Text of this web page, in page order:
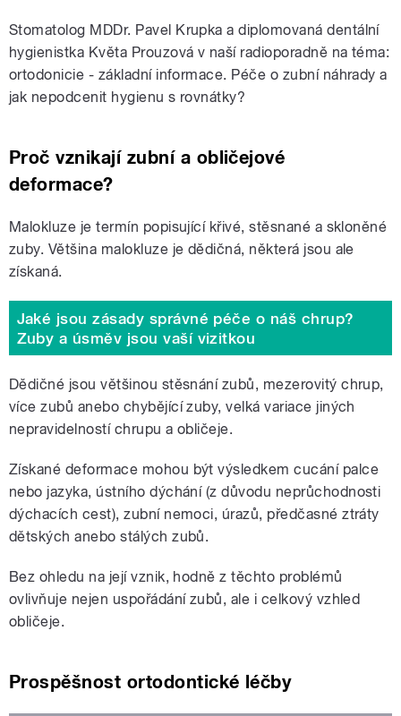
Stomatolog MDDr. Pavel Krupka a diplomovaná dentální
hygienistka Květa Prouzová v naší radioporadně na téma:
ortodonicie - základní informace. Péče o zubní náhrady a
jak nepodcenit hygienu s rovnátky?
Proč vznikají zubní a obličejové
deformace?
Malokluze je termín popisující křivé, stěsnané a skloněné
zuby. Většina malokluze je dědičná, některá jsou ale
získaná.
Jaké jsou zásady správné péče o náš chrup?
Zuby a úsměv jsou vaší vizitkou
Dědičné jsou většinou stěsnání zubů, mezerovitý chrup,
více zubů anebo chybějící zuby, velká variace jiných
nepravidelností chrupu a obličeje.
Získané deformace mohou být výsledkem cucání palce
nebo jazyka, ústního dýchání (z důvodu neprůchodnosti
dýchacích cest), zubní nemoci, úrazů, předčasné ztráty
dětských anebo stálých zubů.
Bez ohledu na její vznik, hodně z těchto problémů
ovlivňuje nejen uspořádání zubů, ale i celkový vzhled
obličeje.
Prospěšnost ortodontické léčby